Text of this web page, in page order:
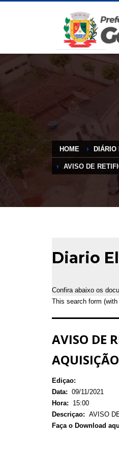
HOME DIÁRIO
AVISO DE
Diario
Confira abaixo os
This search form
AVISO DE
Ediçao:
Data: 09/11/2021
Hora:
15:00
Descriçao: AVISO
Faça o Download